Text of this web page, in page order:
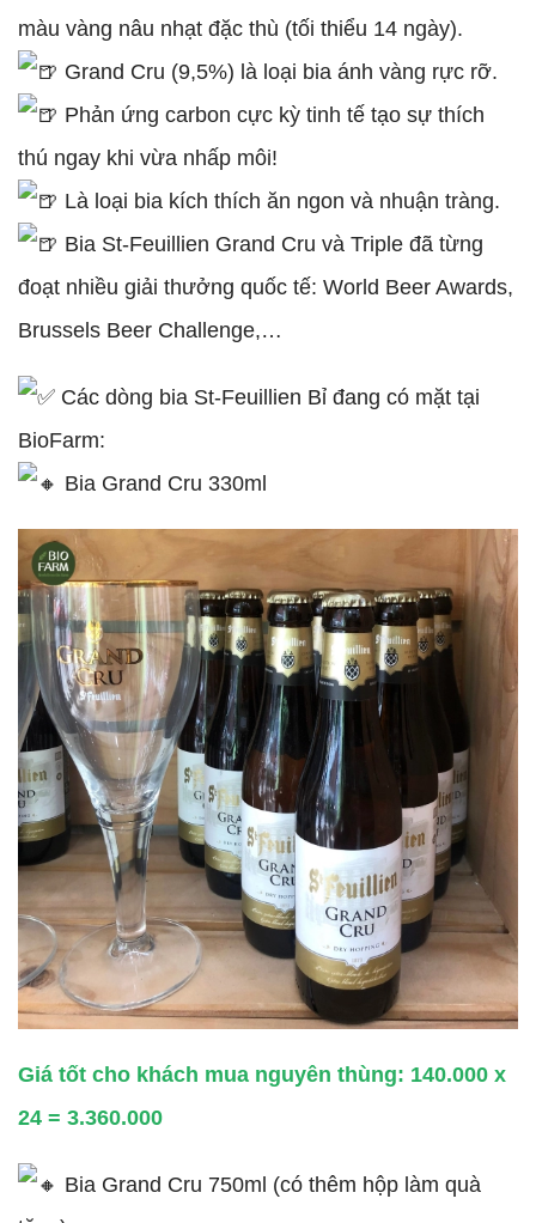
màu vàng nâu nhạt đặc thù (tối thiểu 14 ngày).
Grand Cru (9,5%) là loại bia ánh vàng rực rỡ.
Phản ứng carbon cực kỳ tinh tế tạo sự thích
thú ngay khi vừa nhấp môi!
Là loại bia kích thích ăn ngon và nhuận tràng.
Bia St-Feuillien Grand Cru và Triple đã từng
đoạt nhiều giải thưởng quốc tế: World Beer Awards,
Brussels Beer Challenge,…
Các dòng bia St-Feuillien Bỉ đang có mặt tại
BioFarm:
Bia Grand Cru 330ml
Giá tốt cho khách mua nguyên thùng: 140.000 x
24 = 3.360.000
Bia Grand Cru 750ml (có thêm hộp làm quà